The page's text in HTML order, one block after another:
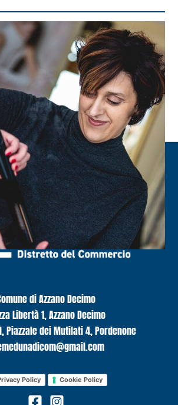
di Azzano Decimo
Libertà 1, Azzano Decimo
Piazzale dei Mutilati 4, Pordenone
Policy Cookie Policy